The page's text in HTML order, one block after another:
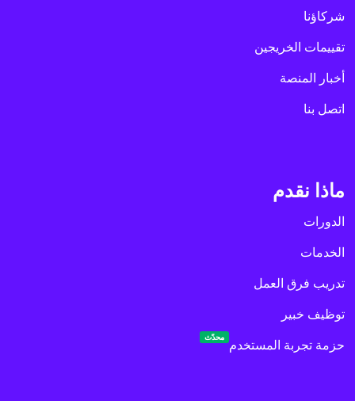
شركاؤنا
تقييمات الخريجين
أخبار المنصة
اتصل بنا
ماذا نقدم
الدورات
الخدمات
تدريب فرق العمل
توظيف خبير
حزمة تجربة المستخدم
محدّث